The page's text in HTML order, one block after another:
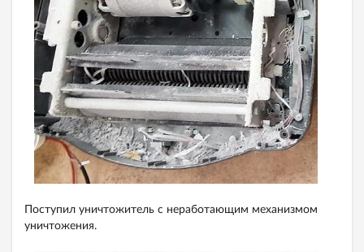
Поступил уничтожитель с неработающим механизмом
уничтожения.